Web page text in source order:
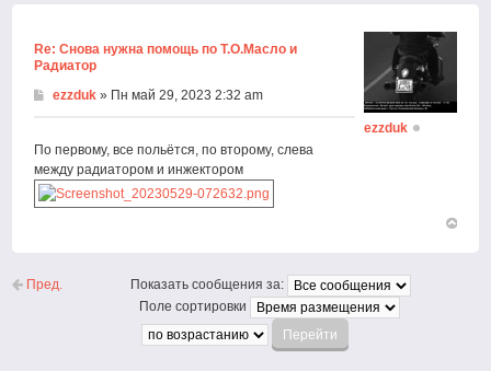
Re: Снова нужна помощь по Т.О.Масло и
Радиатор
ezzduk » Пн май 29, 2023 2:32 am
По первому, все польётся, по второму, слева
между радиатором и инжектором
ezzduk
Пред.
Показать сообщения за:
Поле сортировки